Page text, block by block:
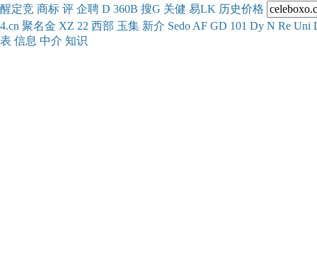
醒定竞 商标 评 企聘 D 360B 搜G 关健 易LK 历史价格
4.cn 聚名金 XZ 22 西部 玉集 新介 Sedo AF GD 101 Dy N Re Uni
表 信息 中介 知识